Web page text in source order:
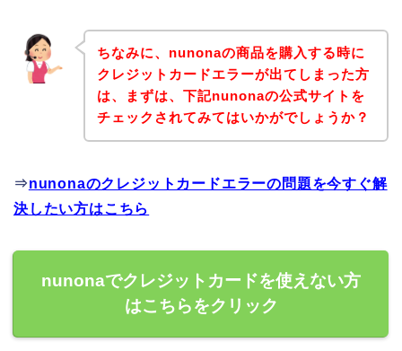
ちなみに、nunonaの商品を購入する時に
クレジットカードエラーが出てしまった方
は、まずは、下記nunonaの公式サイトを
チェックされてみてはいかがでしょうか？
⇒nunonaのクレジットカードエラーの問題を今すぐ解
決したい方はこちら
nunonaでクレジットカードを使えない方
はこちらをクリック